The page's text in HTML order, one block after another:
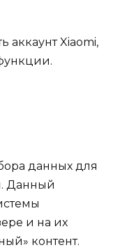
аккаунт Xiaomi,
данных для
Данный
и на их
контент.